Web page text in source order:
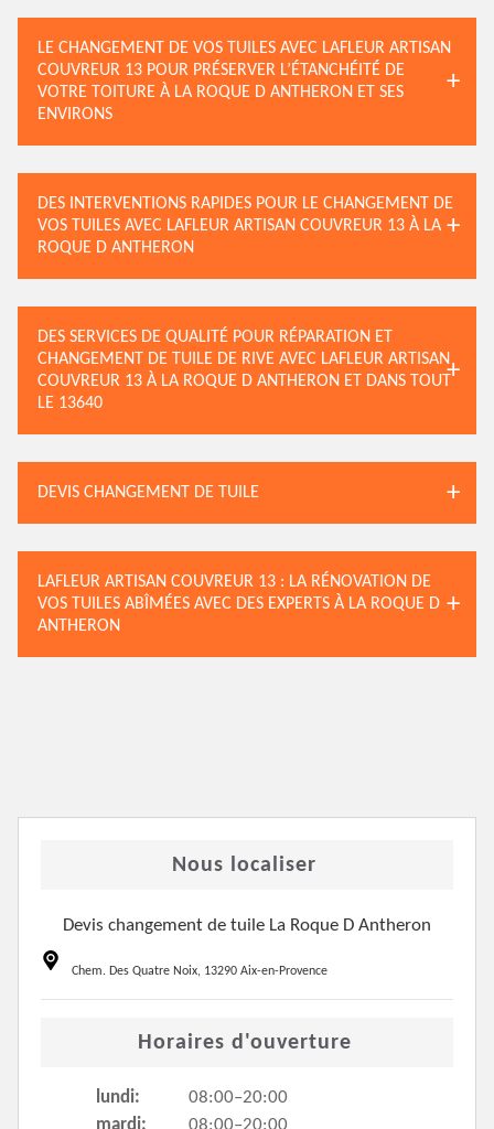
LE CHANGEMENT DE VOS TUILES AVEC LAFLEUR ARTISAN
COUVREUR 13 POUR PRÉSERVER L’ÉTANCHÉITÉ DE
VOTRE TOITURE À LA ROQUE D ANTHERON ET SES
ENVIRONS
DES INTERVENTIONS RAPIDES POUR LE CHANGEMENT DE
VOS TUILES AVEC LAFLEUR ARTISAN COUVREUR 13 À LA
ROQUE D ANTHERON
DES SERVICES DE QUALITÉ POUR RÉPARATION ET
CHANGEMENT DE TUILE DE RIVE AVEC LAFLEUR ARTISAN
COUVREUR 13 À LA ROQUE D ANTHERON ET DANS TOUT
LE 13640
DEVIS CHANGEMENT DE TUILE
LAFLEUR ARTISAN COUVREUR 13 : LA RÉNOVATION DE
VOS TUILES ABÎMÉES AVEC DES EXPERTS À LA ROQUE D
ANTHERON
Nous localiser
Devis changement de tuile La Roque D Antheron
Chem. Des Quatre Noix, 13290 Aix-en-Provence
Horaires d'ouverture
lundi:
08:00–20:00
mardi:
08:00–20:00